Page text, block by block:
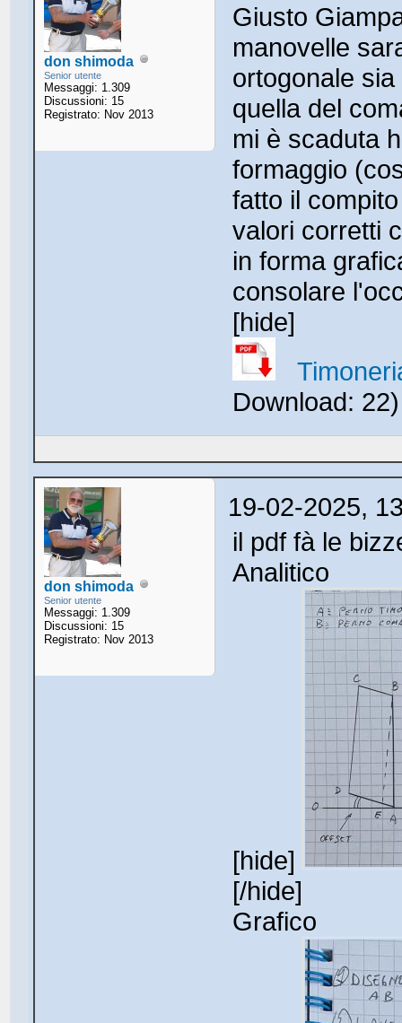
don shimoda
Senior utente
Messaggi: 1.309
Discussioni: 15
Registrato: Nov 2013
Giusto
manovelle
ortogonale
quella del
mi è scaduta
formaggio
fatto il
valori corretti
in forma
consolare
[hide]
Download:
don shimoda
Senior utente
Messaggi: 1.309
Discussioni: 15
Registrato: Nov 2013
19-02-2025,
il pdf fà le
Analitico
[hide]
[/hide]
Grafico